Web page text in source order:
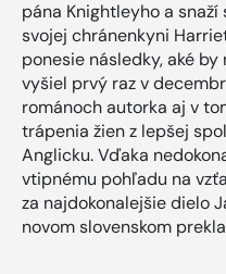
pána Knightleyho a
svojej chránenkyni
ponesie následky, aké by
vyšiel prvý raz v
románoch autorka aj v
trápenia žien z lepšej
Anglicku. Vďaka
vtipnému pohľadu na
za najdokonalejšie dielo
novom slovenskom